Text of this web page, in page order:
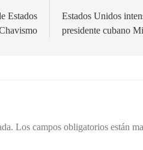
Estados
Estados Unidos
presidente cubano
Los campos obligatorios están